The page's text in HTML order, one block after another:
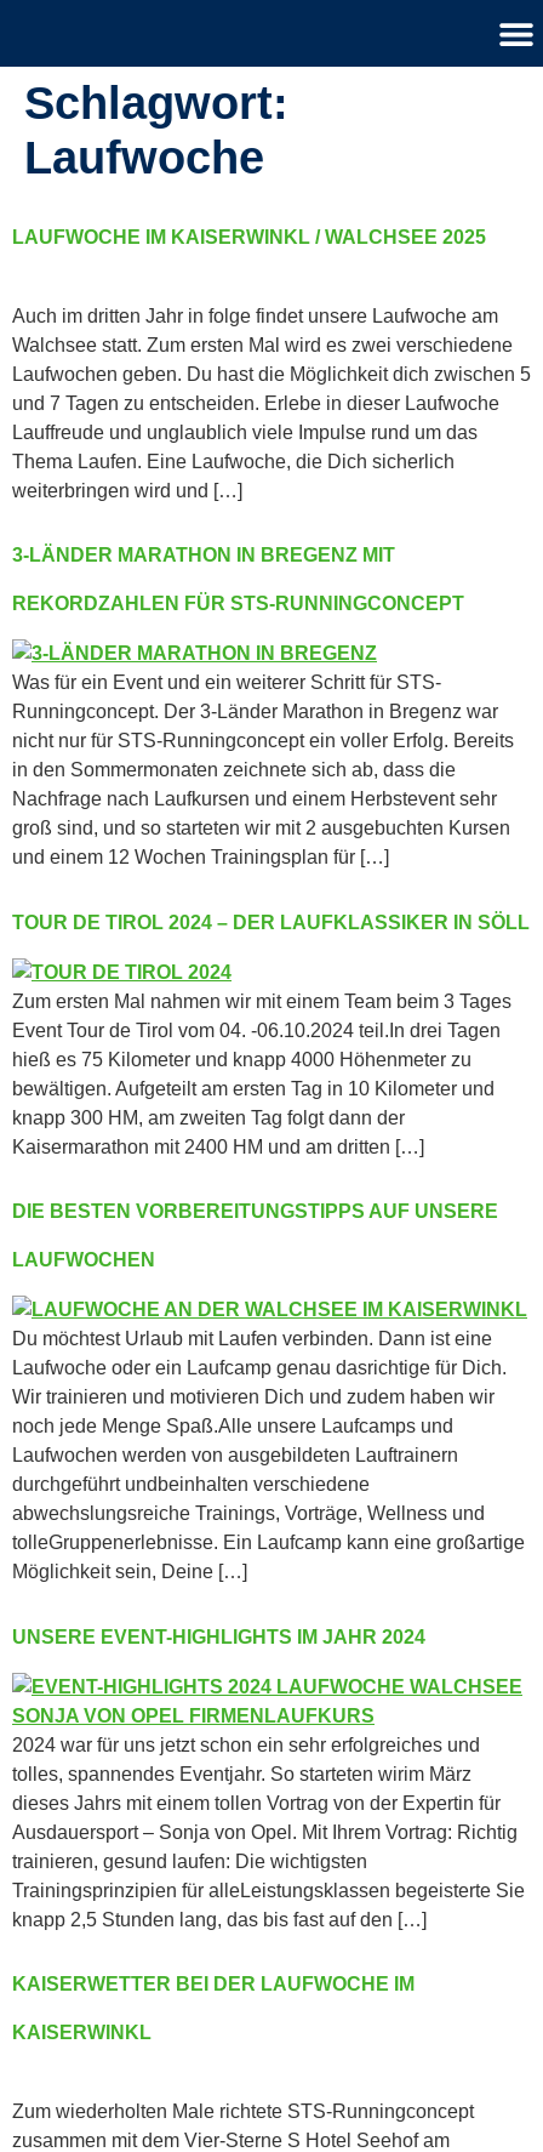
Schlagwort:
Laufwoche
LAUFWOCHE IM KAISERWINKL / WALCHSEE 2025
Auch im dritten Jahr in folge findet unsere Laufwoche am
Walchsee statt. Zum ersten Mal wird es zwei verschiedene
Laufwochen geben. Du hast die Möglichkeit dich zwischen 5
und 7 Tagen zu entscheiden. Erlebe in dieser Laufwoche
Lauffreude und unglaublich viele Impulse rund um das
Thema Laufen. Eine Laufwoche, die Dich sicherlich
weiterbringen wird und […]
3-LÄNDER MARATHON IN BREGENZ MIT
REKORDZAHLEN FÜR STS-RUNNINGCONCEPT
Was für ein Event und ein weiterer Schritt für STS-
Runningconcept. Der 3-Länder Marathon in Bregenz war
nicht nur für STS-Runningconcept ein voller Erfolg. Bereits
in den Sommermonaten zeichnete sich ab, dass die
Nachfrage nach Laufkursen und einem Herbstevent sehr
groß sind, und so starteten wir mit 2 ausgebuchten Kursen
und einem 12 Wochen Trainingsplan für […]
TOUR DE TIROL 2024 – DER LAUFKLASSIKER IN SÖLL
Zum ersten Mal nahmen wir mit einem Team beim 3 Tages
Event Tour de Tirol vom 04. -06.10.2024 teil.In drei Tagen
hieß es 75 Kilometer und knapp 4000 Höhenmeter zu
bewältigen. Aufgeteilt am ersten Tag in 10 Kilometer und
knapp 300 HM, am zweiten Tag folgt dann der
Kaisermarathon mit 2400 HM und am dritten […]
DIE BESTEN VORBEREITUNGSTIPPS AUF UNSERE
LAUFWOCHEN
Du möchtest Urlaub mit Laufen verbinden. Dann ist eine
Laufwoche oder ein Laufcamp genau dasrichtige für Dich.
Wir trainieren und motivieren Dich und zudem haben wir
noch jede Menge Spaß.Alle unsere Laufcamps und
Laufwochen werden von ausgebildeten Lauftrainern
durchgeführt undbeinhalten verschiedene
abwechslungsreiche Trainings, Vorträge, Wellness und
tolleGruppenerlebnisse. Ein Laufcamp kann eine großartige
Möglichkeit sein, Deine […]
UNSERE EVENT-HIGHLIGHTS IM JAHR 2024
2024 war für uns jetzt schon ein sehr erfolgreiches und
tolles, spannendes Eventjahr. So starteten wirim März
dieses Jahrs mit einem tollen Vortrag von der Expertin für
Ausdauersport – Sonja von Opel. Mit Ihrem Vortrag: Richtig
trainieren, gesund laufen: Die wichtigsten
Trainingsprinzipien für alleLeistungsklassen begeisterte Sie
knapp 2,5 Stunden lang, das bis fast auf den […]
KAISERWETTER BEI DER LAUFWOCHE IM
KAISERWINKL
Zum wiederholten Male richtete STS-Runningconcept
zusammen mit dem Vier-Sterne S Hotel Seehof am